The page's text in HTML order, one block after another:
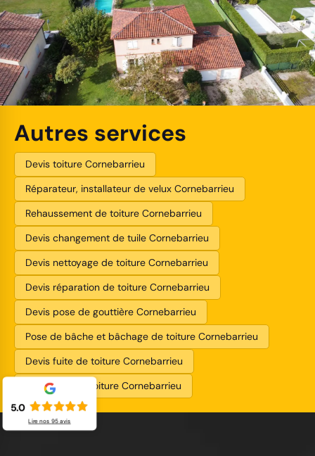
Autres services
Devis toiture Cornebarrieu
Réparateur, installateur de velux Cornebarrieu
Rehaussement de toiture Cornebarrieu
Devis changement de tuile Cornebarrieu
Devis nettoyage de toiture Cornebarrieu
Devis réparation de toiture Cornebarrieu
Devis pose de gouttière Cornebarrieu
Pose de bâche et bâchage de toiture Cornebarrieu
Devis fuite de toiture Cornebarrieu
Entreprise de toiture Cornebarrieu
5.0
Lire nos 95avis